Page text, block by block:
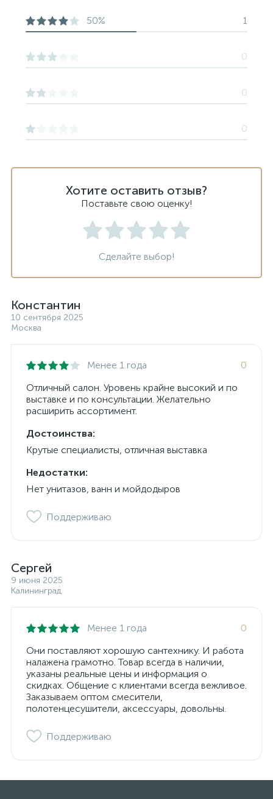
Хотите оставить отзыв?
Поставьте свою оценку!
Сделайте выбор!
Константин
10 сентября 2025
Москва
Менее 1 года
0
Отличный салон. Уровень крайне высокий и по
выставке и по консультации. Желательно
расширить ассортимент.
Достоинства:
Крутые специалисты, отличная выставка
Недостатки:
Нет унитазов, ванн и мойдодыров
Поддерживаю
Сергей
9 июня 2025
Калининград
Менее 1 года
0
Они поставляют хорошую сантехнику. И работа
налажена грамотно. Товар всегда в наличии,
указаны реальные цены и информация о
скидках. Общение с клиентами всегда вежливое.
Заказываем оптом смесители,
полотенцесушители, аксессуары, довольны.
Поддерживаю
50% 1
0
0
0